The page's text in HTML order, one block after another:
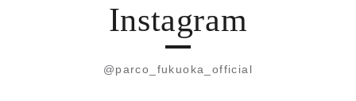
Instagram
@parco_fukuoka_official